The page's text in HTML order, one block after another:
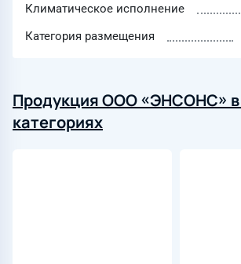
Климатическое исполнение
Категория размещения
Продукция ООО «ЭНСОНС» в
категориях